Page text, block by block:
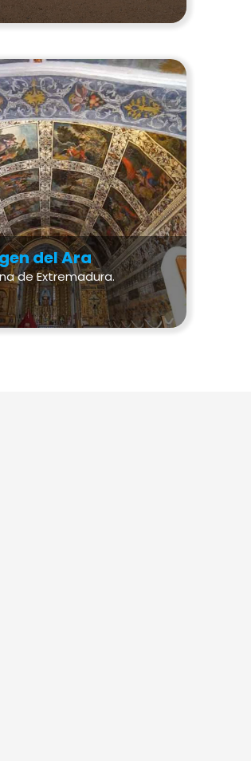
del Ara
de Extremadura.